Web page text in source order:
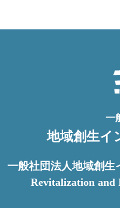
一
地域創生イ
一般社団法人地域創生
Revitalization and